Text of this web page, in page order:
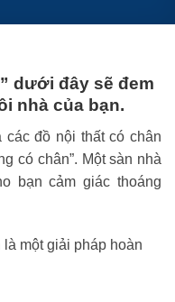
dưới đây sẽ đem
nhà của bạn.
đồ nội thất có chân
có chân”. Một sàn nhà
bạn cảm giác thoáng
một giải pháp hoàn